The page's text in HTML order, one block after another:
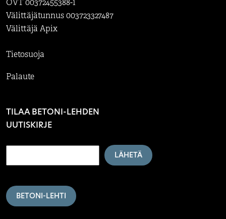
OVT 00372455388-1
Välittäjätunnus 003723327487
Välittäjä Apix
Tietosuoja
Palaute
TILAA BETONI-LEHDEN
UUTISKIRJE
LÄHETÄ
BETONI-LEHTI